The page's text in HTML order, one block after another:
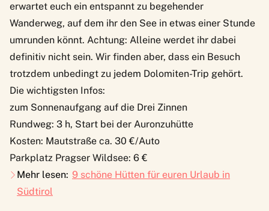
erwartet euch ein entspannt zu begehender
Wanderweg, auf dem ihr den See in etwas einer Stunde
umrunden könnt. Achtung: Alleine werdet ihr dabei
definitiv nicht sein. Wir finden aber, dass ein Besuch
trotzdem unbedingt zu jedem Dolomiten-Trip gehört.
Die wichtigsten Infos:
zum Sonnenaufgang auf die Drei Zinnen
Rundweg: 3 h, Start bei der Auronzuhütte
Kosten: Mautstraße ca. 30 €/Auto
Parkplatz Pragser Wildsee: 6 €
Mehr lesen: 9 schöne Hütten für euren Urlaub in
Südtirol